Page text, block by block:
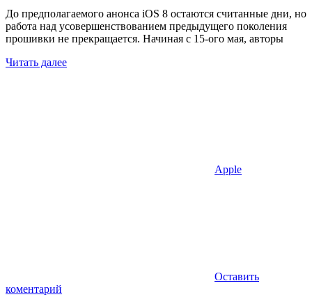
До предполагаемого анонса iOS 8 остаются считанные дни, но
работа над усовершенствованием предыдущего поколения
прошивки не прекращается. Начиная с 15-ого мая, авторы
Читать далее
Apple
Оставить
коментарий